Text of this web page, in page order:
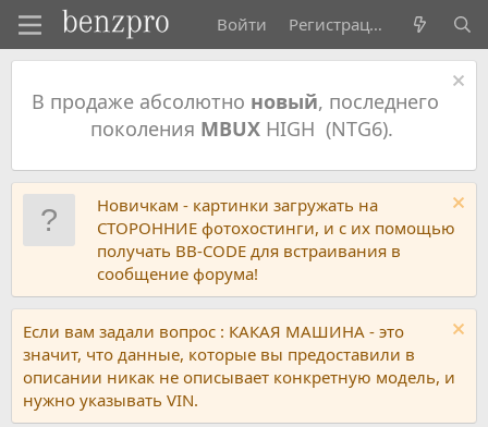
Войти Регистрация
В продаже абсолютно новый, последнего
поколения MBUXHIGH (NTG6).
Новичкам - картинки загружать на
СТОРОННИЕ фотохостинги, и с их помощью
получать BB-CODE для встраивания в
сообщение форума!
Если вам задали вопрос : КАКАЯ МАШИНА - это
значит, что данные, которые вы предоставили в
описании никак не описывает конкретную модель, и
нужно указывать VIN.